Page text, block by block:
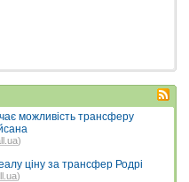
можливість трансферу
)
ціну за трансфер Родрі
)